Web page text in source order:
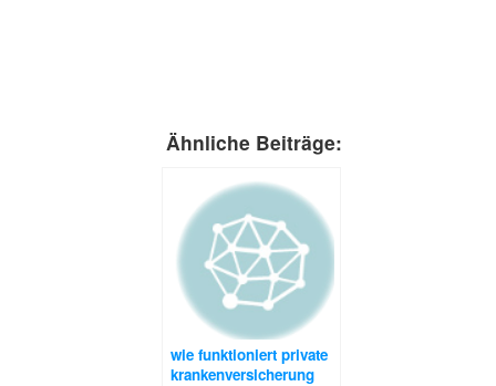
Ähnliche Beiträge:
wie funktioniert private
krankenversicherung